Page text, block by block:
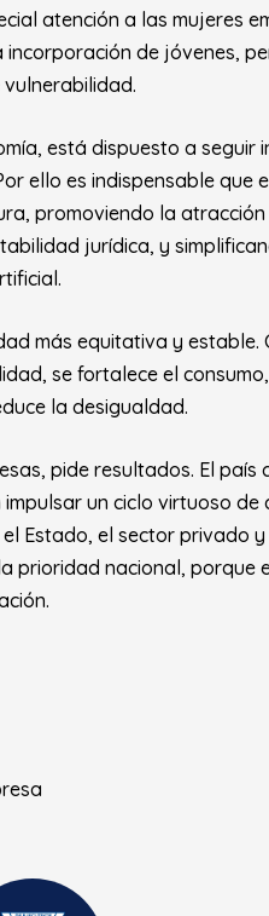
atención a las mujeres
de jóvenes,
está dispuesto a seguir
ello es indispensable que
promoviendo la
jurídica, y
más equitativa y estable.
se fortalece el
la desigualdad.
pide resultados. El país
un ciclo virtuoso de
Estado, el sector privado
prioridad nacional, porque